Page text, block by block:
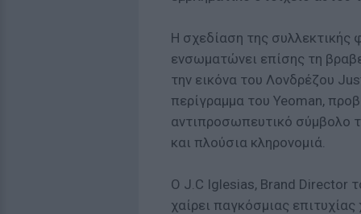
Η σχεδίαση της συλλεκτικής
ενσωματώνει επίσης τη
την εικόνα του Λονδρέζου
περίγραμμα του Yeoman,
αντιπροσωπευτικό σύμβολο
και πλούσια κληρονομιά.
Ο J.C Iglesias, Brand Director
χαίρει παγκόσμιας